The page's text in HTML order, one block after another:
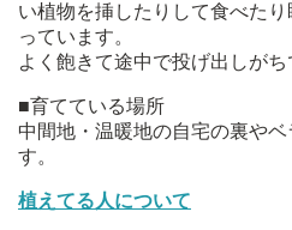
い植物を挿したりして食べた
っています。
よく飽きて途中で投げ出しがち
■育てている場所
中間地・温暖地の自宅の裏や
す。
植えてる人について